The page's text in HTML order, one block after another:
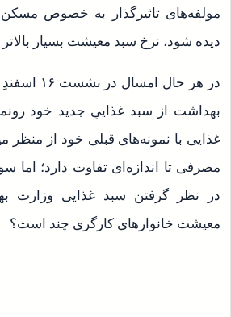
مولفه‌های تاثیرگذار به خصوص
دیده شود، نرخ سبد معیشت بسیار
در هر حال
بهداشت از سبد غذاییِ جدید خود
غذایی با نمونه‌های قبلی خود از منظر
مصرفی تا اندازه‌ای تفاوت دارد؛ اما
در نظر گرفتن سبد غذایی وزارت
معیشت خانوارهای کارگری چند است؟